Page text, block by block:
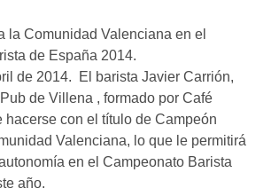
la Comunidad Valenciana en el
de España 2014.
de 2014. El barista Javier Carrión,
de Villena , formado por Café
hacerse con el título de Campeón
Valenciana, lo que le permitirá
en el Campeonato Barista
año.